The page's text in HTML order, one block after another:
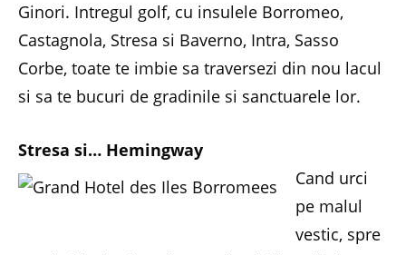
Ginori. Intregul golf, cu insulele Borromeo,
Castagnola, Stresa si Baverno, Intra, Sasso
Corbe, toate te imbie sa traversezi din nou lacul
si sa te bucuri de gradinile si sanctuarele lor.
Stresa si… Hemingway
Cand urci
pe malul
vestic, spre